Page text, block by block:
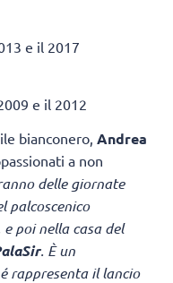
e il 2017
e il 2012
bianconero, Andrea
a non
delle giornate
palcoscenico
poi nella casa del
. È un
rappresenta il lancio